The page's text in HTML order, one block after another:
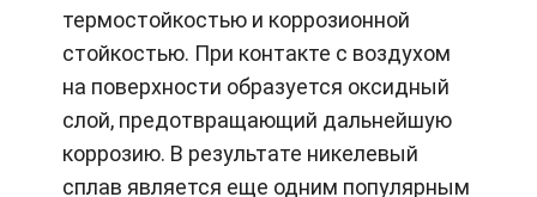
термостойкостью и коррозионной
стойкостью. При контакте с воздухом
на поверхности образуется оксидный
слой, предотвращающий дальнейшую
коррозию. В результате никелевый
сплав является еще одним популярным